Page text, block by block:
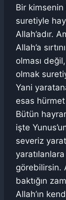
Bir kimsenin
suretiyle
Allah’adır.
Allah’a
olması
olmak
Yani
esas
Bütün
işte
severiz
görebilirsin.
baktığın
Allah’ın